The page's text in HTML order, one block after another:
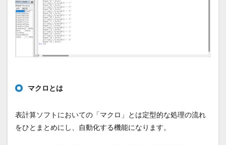
マクロとは
表計算ソフトにおいての「マクロ」とは定型的な処理の流れ
をひとまとめにし、自動化する機能になります。